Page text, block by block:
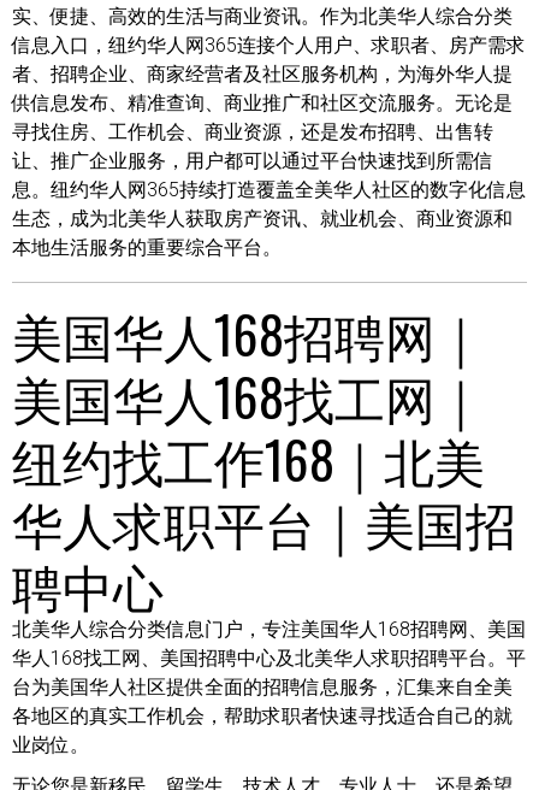
实、便捷、高效的生活与商业资讯。作为北美华人综合分类
信息入口，纽约华人网365连接个人用户、求职者、房产需求
者、招聘企业、商家经营者及社区服务机构，为海外华人提
供信息发布、精准查询、商业推广和社区交流服务。无论是
寻找住房、工作机会、商业资源，还是发布招聘、出售转
让、推广企业服务，用户都可以通过平台快速找到所需信
息。纽约华人网365持续打造覆盖全美华人社区的数字化信息
生态，成为北美华人获取房产资讯、就业机会、商业资源和
本地生活服务的重要综合平台。
美国华人168招聘网｜
美国华人168找工网｜
纽约找工作168｜北美
华人求职平台｜美国招
聘中心
北美华人综合分类信息门户，专注美国华人168招聘网、美国
华人168找工网、美国招聘中心及北美华人求职招聘平台。平
台为美国华人社区提供全面的招聘信息服务，汇集来自全美
各地区的真实工作机会，帮助求职者快速寻找适合自己的就
业岗位。
无论您是新移民、留学生、技术人才、专业人士，还是希望